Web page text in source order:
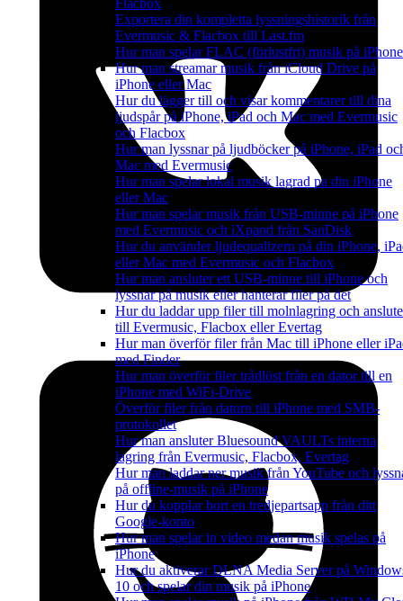
Flacbox
Exportera din kompletta lyssningshistorik från
Evermusic & Flacbox till Last.fm
Hur man spelar FLAC (förlustfri) musik på iPhone
Hur man streamar musik från iCloud Drive på
iPhone eller Mac
Hur du lägger till och visar kommentarer till dina
ljudspår på iPhone, iPad och Mac med Evermusic
och Flacbox
Hur man lyssnar på ljudböcker på iPhone, iPad
Mac med Evermusic
Hur man spelar lokal musik lagrad pa din iPhone
eller Mac
Hur man spelar musik från USB-minne på iPhone
med Evermusic och iXpand från SanDisk
Hur du använder ljudequalizern på din iPhone,
eller Mac med Evermusic och Flacbox
Hur man ansluter ett USB-minne till iPhone och
lyssnar på musik eller hanterar filer på det
Hur du laddar upp filer till molnlagring och
till Evermusic, Flacbox eller Evertag
Hur man överför filer från Mac till iPhone eller
med Finder
Hur man överför filer trådlöst från en dator till en
iPhone med WiFi-Drive
Överför filer från datorn till iPhone med SMB-
protokollet
Hur man ansluter Bluesound VAULTs interna
lagring från Evermusic, Flacbox, Evertag
Hur man laddar ner musik från YouTube och
på offline-musik på iPhone
Hur du kopplar bort en tredjepartsapp från ditt
Google-konto
Hur man spelar in video medan musik spelas på
iPhone
Hur du aktiverar DLNA Media Server på
10 och spelar din musik på iPhone